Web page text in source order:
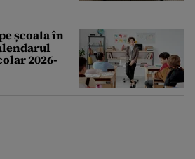
școala în
2026-